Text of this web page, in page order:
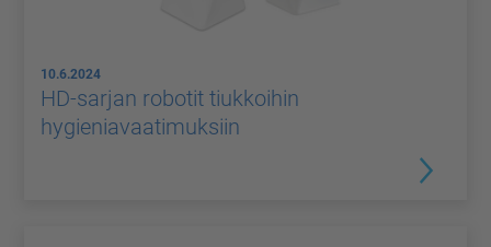
10.6.2024
HD-sarjan robotit tiukkoihin
hygieniavaatimuksiin